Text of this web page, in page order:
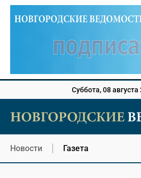
Суббота, 08 августа
Новости Газета